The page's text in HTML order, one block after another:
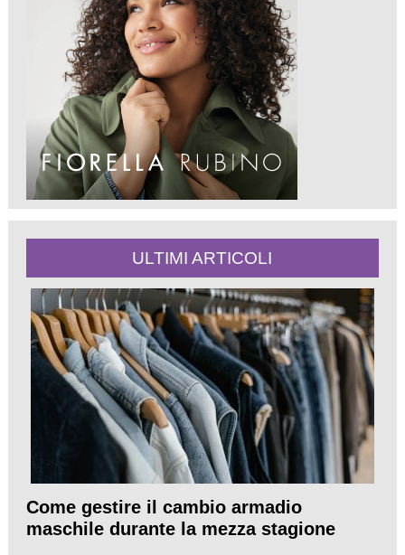
ULTIMI ARTICOLI
Come gestire il cambio armadio
maschile durante la mezza stagione